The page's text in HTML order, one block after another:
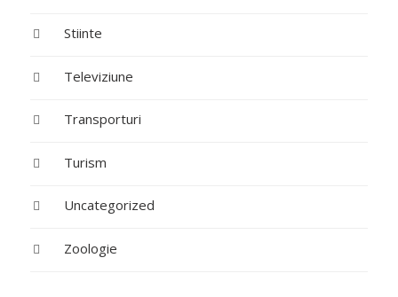
Stiinte
Televiziune
Transporturi
Turism
Uncategorized
Zoologie